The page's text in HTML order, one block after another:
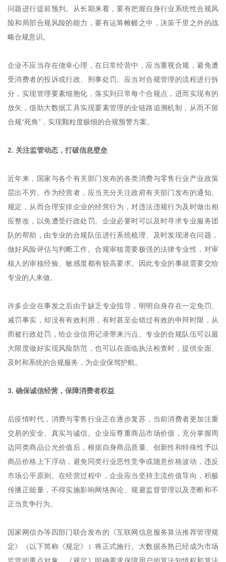
问题进行提前预判。从长期来看，要有把握自身行业系统性合规风
险和局部合规风险的能力，要有运筹帷幄之中，决策千里之外的战
略合规意识。
企业不应当存在侥幸心理，在日常经营中，应当重视合规，避免遭
受消费者的投诉或行政、刑事处罚。应当对合规管理的流程进行拆
分，实现管理要素细胞化，落实到日常每个合规点，进而实现有的
放矢，借助大数据工具实现要素管理的全链路追溯机制，从而不留
合规“死角”，实现颗粒度极细的合规预警方案。
2. 关注监管动态，打破信息壁垒
近年来，国家与各个有关部门发布的各类消费与零售行业产业政策
层出不穷。作为经营者，应当充分关注政府有关部门发布的通知、
规定，从而合理安排企业的经营行为，对违法违规行为及时做出相
应整改，以免遭受行政处罚。企业必要时可以及时寻求专业服务团
队的帮助，由专业的合规队伍进行系统梳理、及时发现潜在问题，
做好风险评估与判断工作。合规审核需要极强的法律专业性，对审
核人的审核经验、敏感度都有较高要求。因此专业的事就需要交给
专业的人来做。
许多企业在事发之后由于缺乏专业指导，明明自身存在一定免罚、
减罚事实，却没有有效利用，有时甚至会错过有效的申辩时限，从
而被行政处罚，给企业信用记录带来污点。专业的合规队伍可以最
大限度做好实现风险防范，也可以在面临执法检查时，提供全面、
及时和系统的合规服务，为企业保驾护航。
3. 确保诚信经营，保障消费者权益
后疫情时代，消费与零售行业正在逐步复苏，当前消费者更加注重
交易的安全、真实与诚信。企业应尊重商品市场价值，充分掌握周
边同类商品公允价值后，根据自身商品质量、创新性和特殊性予以
商品价格上下浮动，避免同类行业恶性竞争或随意价格波动，违反
市场公平原则。在经营过程中，企业应当坚持主流价值导向，积极
传播正能量，不得实施影响网络舆论、规避监督管理以及垄断和不
正当竞争行为。
国家网信办等四部门联合发布的《互联网信息服务算法推荐管理规
定》（以下简称《规定》）将正式施行。大数据杀熟已经成为市场